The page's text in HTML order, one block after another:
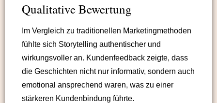
Qualitative Bewertung
Im Vergleich zu traditionellen Marketingmethoden
fühlte sich Storytelling authentischer und
wirkungsvoller an. Kundenfeedback zeigte, dass
die Geschichten nicht nur informativ, sondern auch
emotional ansprechend waren, was zu einer
stärkeren Kundenbindung führte.